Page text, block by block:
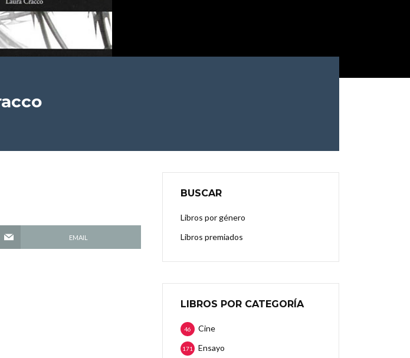
EMAIL
BUSCAR
Libros por género
Libros premiados
LIBROS POR CATEGORÍA
Cine
46
Ensayo
171